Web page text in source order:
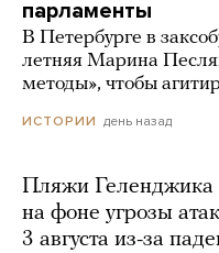
парламенты
В Петербурге в
летняя Марина
методы», чтобы
ИСТОРИИ день назад
Пляжи Геленджика
на фоне угрозы
3 августа из-за